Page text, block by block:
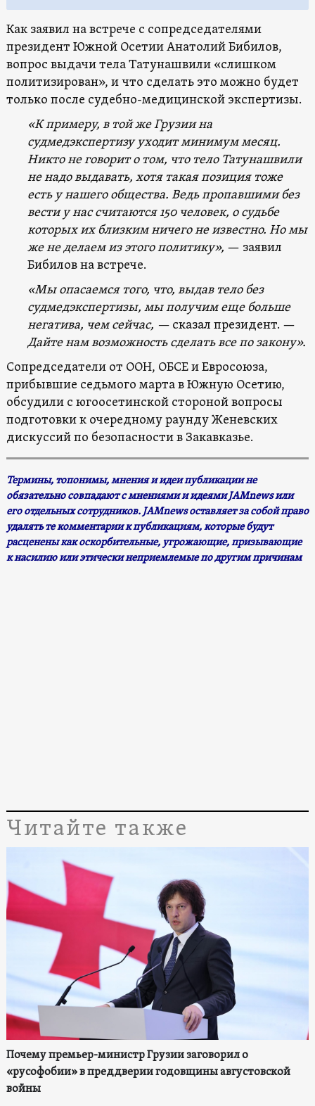
Как заявил на встрече с сопредседателями
президент Южной Осетии Анатолий Бибилов,
вопрос выдачи тела Татунашвили «слишком
политизирован», и что сделать это можно будет
только после судебно-медицинской экспертизы.
«К примеру, в той же Грузии на
судмедэкспертизу уходит минимум месяц.
Никто не говорит о том, что тело Татунашвили
не надо выдавать, хотя такая позиция тоже
есть у нашего общества. Ведь пропавшими без
вести у нас считаются 150 человек, о судьбе
которых их близким ничего не известно. Но мы
же не делаем из этого политику», — заявил
Бибилов на встрече.
«Мы опасаемся того, что, выдав тело без
судмедэкспертизы, мы получим еще больше
негатива, чем сейчас, — сказал президент. —
Дайте нам возможность сделать все по закону».
Сопредседатели от ООН, ОБСЕ и Евросоюза,
прибывшие седьмого марта в Южную Осетию,
обсудили с югоосетинской стороной вопросы
подготовки к очередному раунду Женевских
дискуссий по безопасности в Закавказье.
Термины, топонимы, мнения и идеи публикации не
обязательно совпадают с мнениями и идеями JAMnews или
его отдельных сотрудников. JAMnews оставляет за собой право
удалять те комментарии к публикациям, которые будут
расценены как оскорбительные, угрожающие, призывающие
к насилию или этически неприемлемые по другим причинам
Читайте также
Почему премьер-министр Грузии заговорил о
«русофобии» в преддверии годовщины августовской
войны